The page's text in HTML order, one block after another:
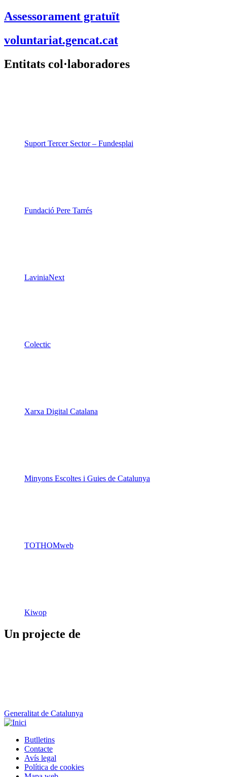
Assessorament gratuït
voluntariat.gencat.cat
Entitats col·laboradores
Suport Tercer Sector – Fundesplai
Fundació Pere Tarrés
LaviniaNext
Colectic
Xarxa Digital Catalana
Minyons Escoltes i Guies de Catalunya
TOTHOMweb
Kiwop
Un projecte de
Generalitat de Catalunya
Peu
Butlletins
Contacte
Avís legal
Política de cookies